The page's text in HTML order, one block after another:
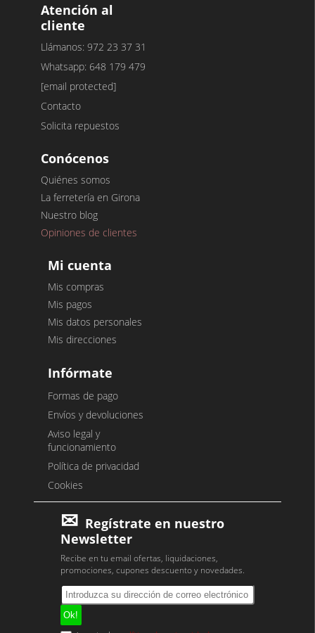
Atención al
cliente
Llámanos: 972 23 37 31
Whatsapp: 648 179 479
[email protected]
Contacto
Solicita repuestos
Conócenos
Quiénes somos
La ferretería en Girona
Nuestro blog
Opiniones de clientes
Mi cuenta
Mis compras
Mis pagos
Mis datos personales
Mis direcciones
Infórmate
Formas de pago
Envíos y devoluciones
Aviso legal y
funcionamiento
Política de privacidad
Cookies
Regístrate en nuestro
Newsletter
Recibe en tu email ofertas, liquidaciones,
promociones, cupones descuento y novedades.